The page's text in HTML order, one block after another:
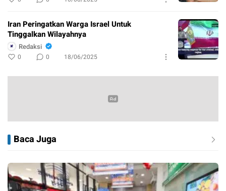
Iran Peringatkan Warga Israel Untuk
Tinggalkan Wilayahnya
Redaksi
0 0 18/06/2025
Baca Juga